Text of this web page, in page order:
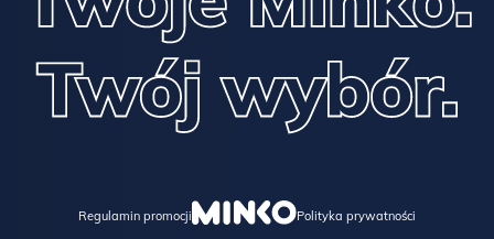
Regulamin promocji Polityka prywatności